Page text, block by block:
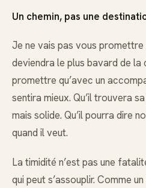
Un chemin, pas une
Je ne vais pas vous
deviendra le plus bavard de la
promettre qu’avec un
sentira mieux. Qu’il trouvera
mais solide. Qu’il pourra dire
quand il veut.
La timidité n’est pas une
qui peut s’assouplir. Comme